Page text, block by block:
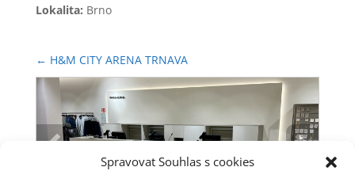
Spravovat Souhlas s cookies
Lokalita: Brno
← H&M CITY ARENA TRNAVA